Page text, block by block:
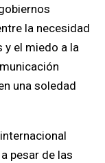
la necesidad
el miedo a la
una soledad
pesar de las